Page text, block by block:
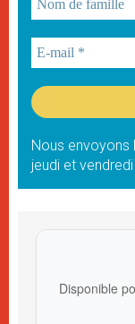
Nous envoyons
jeudi et vendredi
Disponible